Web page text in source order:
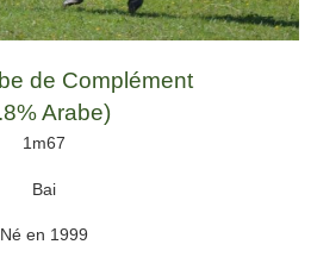
de Complément
Arabe)
1m67
Bai
Né en 1999